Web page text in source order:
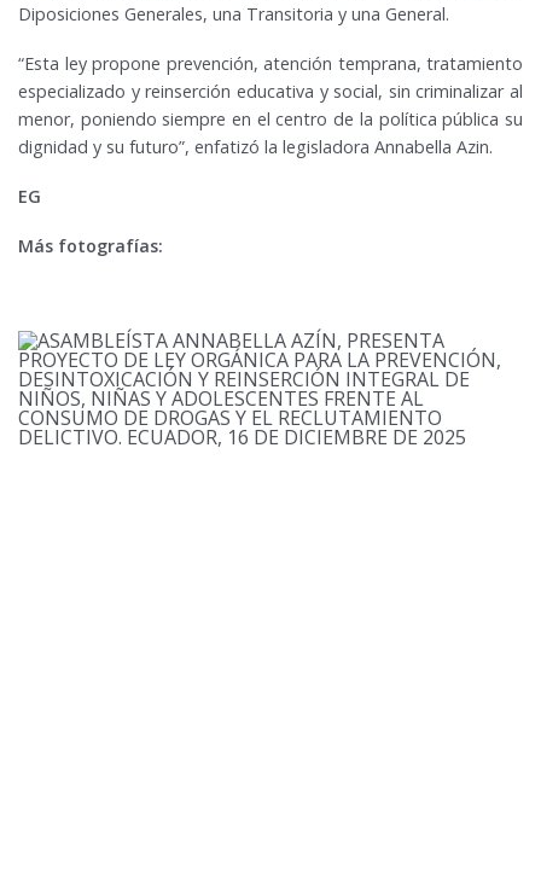
Diposiciones Generales, una Transitoria y una General.
“Esta ley propone prevención, atención temprana, tratamiento
especializado y reinserción educativa y social, sin criminalizar al
menor, poniendo siempre en el centro de la política pública su
dignidad y su futuro”, enfatizó la legisladora Annabella Azin.
EG
Más fotografías: